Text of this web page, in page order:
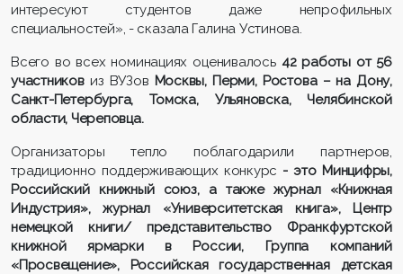
интересуют студентов даже непрофильных
специальностей», - сказала Галина Устинова.
Всего во всех номинациях оценивалось 42 работы от 56
участниковиз ВУЗов Москвы, Перми, Ростова – на Дону,
Санкт-Петербурга, Томска, Ульяновска, Челябинской
области, Череповца.
Организаторы тепло поблагодарили партнеров,
традиционно поддерживающих конкурс - это Минцифры,
Российский книжный союз, а также журнал «Книжная
Индустрия», журнал «Университетская книга», Центр
немецкой книги/ представительство Франкфуртской
книжной ярмарки в России, Группа компаний
«Просвещение», Российская государственная детская